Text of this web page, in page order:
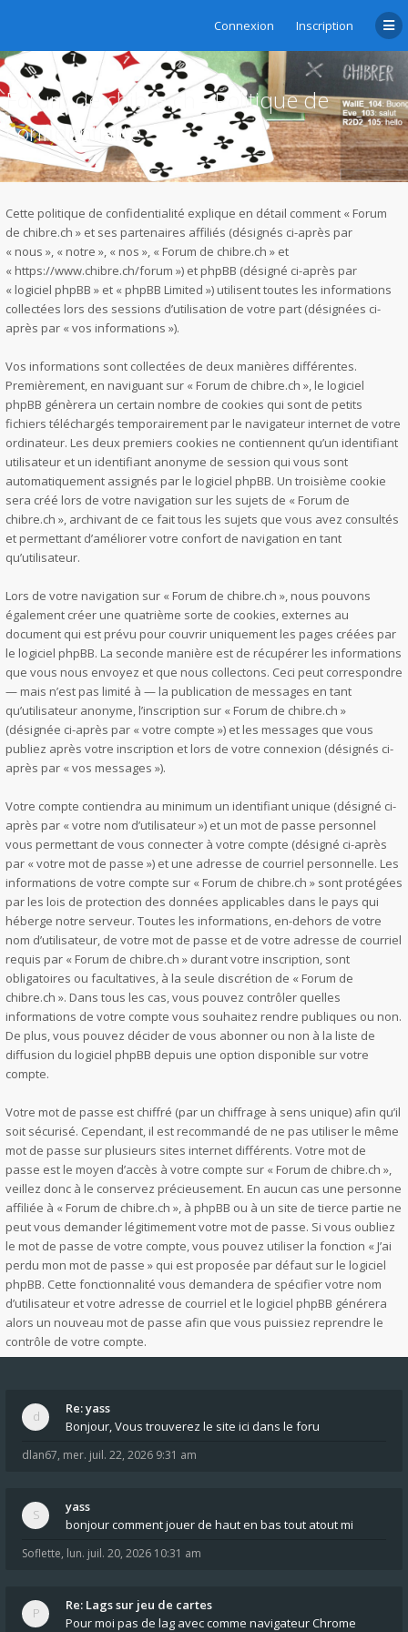
Connexion Inscription
Forum de chibre.ch - Politique de
confidentialité
Cette politique de confidentialité explique en détail comment « Forum
de chibre.ch » et ses partenaires affiliés (désignés ci-après par
« nous », « notre », « nos », « Forum de chibre.ch » et
« https://www.chibre.ch/forum ») et phpBB (désigné ci-après par
« logiciel phpBB » et « phpBB Limited ») utilisent toutes les informations
collectées lors des sessions d’utilisation de votre part (désignées ci-
après par « vos informations »).
Vos informations sont collectées de deux manières différentes.
Premièrement, en naviguant sur « Forum de chibre.ch », le logiciel
phpBB génèrera un certain nombre de cookies qui sont de petits
fichiers téléchargés temporairement par le navigateur internet de votre
ordinateur. Les deux premiers cookies ne contiennent qu’un identifiant
utilisateur et un identifiant anonyme de session qui vous sont
automatiquement assignés par le logiciel phpBB. Un troisième cookie
sera créé lors de votre navigation sur les sujets de « Forum de
chibre.ch », archivant de ce fait tous les sujets que vous avez consultés
et permettant d’améliorer votre confort de navigation en tant
qu’utilisateur.
Lors de votre navigation sur « Forum de chibre.ch », nous pouvons
également créer une quatrième sorte de cookies, externes au
document qui est prévu pour couvrir uniquement les pages créées par
le logiciel phpBB. La seconde manière est de récupérer les informations
que vous nous envoyez et que nous collectons. Ceci peut correspondre
— mais n’est pas limité à — la publication de messages en tant
qu’utilisateur anonyme, l’inscription sur « Forum de chibre.ch »
(désignée ci-après par « votre compte ») et les messages que vous
publiez après votre inscription et lors de votre connexion (désignés ci-
après par « vos messages »).
Votre compte contiendra au minimum un identifiant unique (désigné ci-
après par « votre nom d’utilisateur ») et un mot de passe personnel
vous permettant de vous connecter à votre compte (désigné ci-après
par « votre mot de passe ») et une adresse de courriel personnelle. Les
informations de votre compte sur « Forum de chibre.ch » sont protégées
par les lois de protection des données applicables dans le pays qui
héberge notre serveur. Toutes les informations, en-dehors de votre
nom d’utilisateur, de votre mot de passe et de votre adresse de courriel
requis par « Forum de chibre.ch » durant votre inscription, sont
obligatoires ou facultatives, à la seule discrétion de « Forum de
chibre.ch ». Dans tous les cas, vous pouvez contrôler quelles
informations de votre compte vous souhaitez rendre publiques ou non.
De plus, vous pouvez décider de vous abonner ou non à la liste de
diffusion du logiciel phpBB depuis une option disponible sur votre
compte.
Votre mot de passe est chiffré (par un chiffrage à sens unique) afin qu’il
soit sécurisé. Cependant, il est recommandé de ne pas utiliser le même
mot de passe sur plusieurs sites internet différents. Votre mot de
passe est le moyen d’accès à votre compte sur « Forum de chibre.ch »,
veillez donc à le conservez précieusement. En aucun cas une personne
affiliée à « Forum de chibre.ch », à phpBB ou à un site de tierce partie ne
peut vous demander légitimement votre mot de passe. Si vous oubliez
le mot de passe de votre compte, vous pouvez utiliser la fonction « J’ai
perdu mon mot de passe » qui est proposée par défaut sur le logiciel
phpBB. Cette fonctionnalité vous demandera de spécifier votre nom
d’utilisateur et votre adresse de courriel et le logiciel phpBB générera
alors un nouveau mot de passe afin que vous puissiez reprendre le
contrôle de votre compte.
Re: yass
Bonjour, Vous trouverez le site ici dans le foru
dlan67, mer. juil. 22, 2026 9:31 am
yass
bonjour comment jouer de haut en bas tout atout mi
Soflette, lun. juil. 20, 2026 10:31 am
Re: Lags sur jeu de cartes
Pour moi pas de lag avec comme navigateur Chrome